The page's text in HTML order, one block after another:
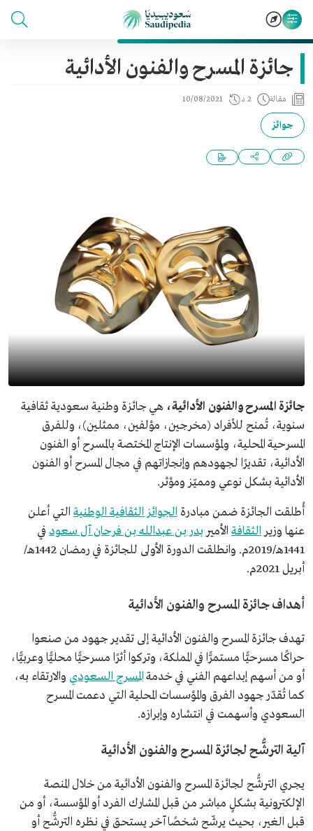
جائزة المسرح والفنون الأدائية
مقالة 2 د 10/08/2021
جوائز
جائزة المسرح والفنون الأدائية، هي جائزة وطنية سعودية ثقافية
سنوية، تُمنح للأفراد (مخرجين، مؤلفين، ممثلين)، وللفرق
المسرحية المحلية، ولمؤسسات الإنتاج المختصة بالمسرح أو الفنون
الأدائية، تقديرًا لجهودهم وإنجازاتهم في مجال المسرح أو الفنون
الأدائية بشكل نوعي ومميّز ومؤثر.
أُطلقت الجائزة ضمن مبادرة الجوائز الثقافية الوطنية التي أعلن
عنها وزير الثقافة الأمير بدر بن عبدالله بن فرحان آل سعود في
1441هـ/2019م. وانطلقت الدورة الأولى للجائزة في رمضان 1442هـ/
أبريل 2021م.
أهداف جائزة المسرح والفنون الأدائية
تهدف جائزة المسرح والفنون الأدائية إلى تقدير جهود من صنعوا
حراكًا مسرحيًّا مستمرًّا في المملكة، وتركوا أثرًا مسرحيًّا محليًّا وعربيًّا،
أو من أسهم إبداعهم الفني في خدمةالمسرح السعودي والارتقاء به،
كما تُقدّر جهود الفرق والمؤسسات المحلية التي دعمت المسرح
السعودي وأسهمت في انتشاره وإبرازه.
آلية الترشُّح لجائزة المسرح والفنون الأدائية
يجري الترشُّح لجائزة المسرح والفنون الأدائية من خلال المنصة
الإلكترونية بشكلٍ مباشر من قبل المشارك الفرد أو المؤسسة، أو من
قبل الغير، بحيث يرشّح شخصًا آخر يستحق في نظره الترشُّح أو